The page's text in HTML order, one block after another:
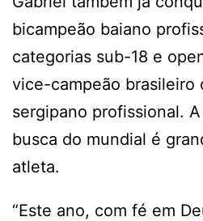
bicampeão baiano
categorias sub-18 e
vice-campeão brasileiro
sergipano profissional.
busca do mundial é
atleta.
“Este ano, com fé em